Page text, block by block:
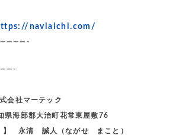
naviaichi.com/
会社マーテック
海部郡大治町花常東屋敷76
永清 誠人（ながせ まこと）